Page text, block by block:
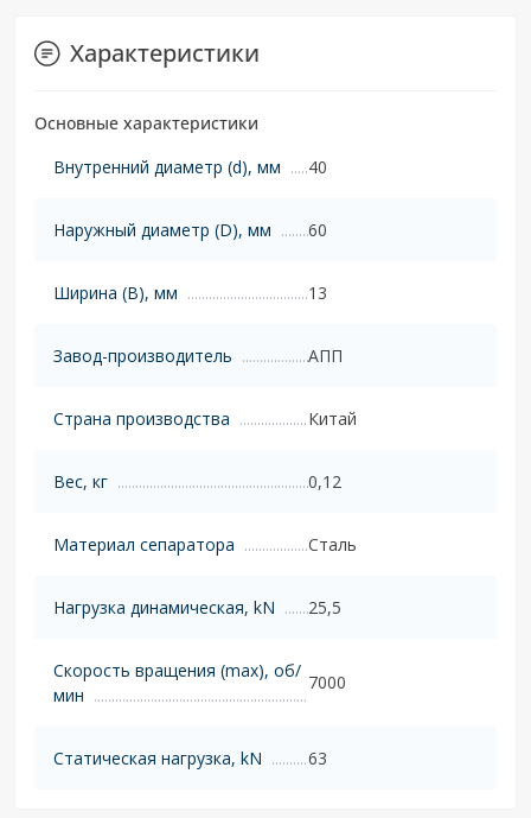
Характеристики
Основные характеристики
Внутренний диаметр (d), мм
40
Наружный диаметр (D), мм 60
Ширина (B), мм 13
Завод-производитель АПП
Страна производства Китай
Вес, кг 0,12
Материал сепаратора Сталь
Нагрузка динамическая, kN 25,5
Скорость вращения (max), об/
мин
7000
Статическая нагрузка, kN 63